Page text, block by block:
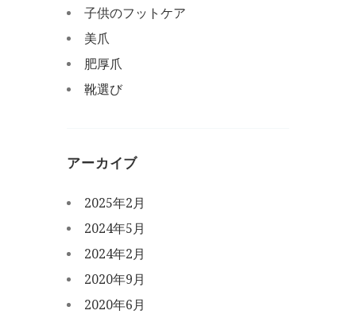
子供のフットケア
美爪
肥厚爪
靴選び
アーカイブ
2025年2月
2024年5月
2024年2月
2020年9月
2020年6月